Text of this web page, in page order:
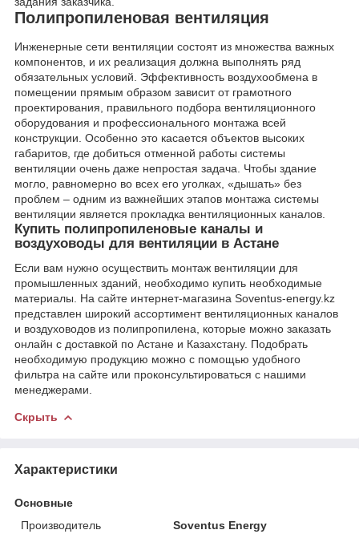
Полипропиленовая вентиляция
Инженерные сети вентиляции состоят из множества важных
компонентов, и их реализация должна выполнять ряд
обязательных условий. Эффективность воздухообмена в
помещении прямым образом зависит от грамотного
проектирования, правильного подбора вентиляционного
оборудования и профессионального монтажа всей
конструкции. Особенно это касается объектов высоких
габаритов, где добиться отменной работы системы
вентиляции очень даже непростая задача. Чтобы здание
могло, равномерно во всех его уголках, «дышать» без
проблем – одним из важнейших этапов монтажа системы
вентиляции является прокладка вентиляционных каналов.
Купить полипропиленовые каналы и
воздуховоды для вентиляции в Астане
Если вам нужно осуществить монтаж вентиляции для
промышленных зданий, необходимо купить необходимые
материалы. На сайте интернет-магазина Soventus-energy.kz
представлен широкий ассортимент вентиляционных каналов
и воздуховодов из полипропилена, которые можно заказать
онлайн с доставкой по Астане и Казахстану. Подобрать
необходимую продукцию можно с помощью удобного
фильтра на сайте или проконсультироваться с нашими
менеджерами.
Скрыть
Характеристики
Основные
Производитель
Soventus Energy